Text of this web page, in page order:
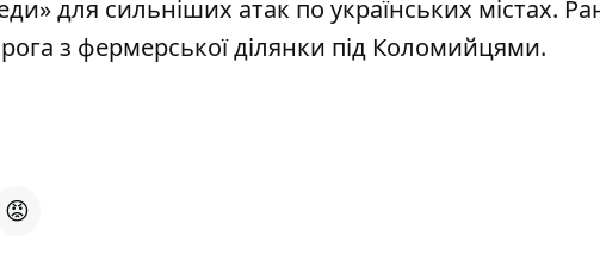
для сильніших атак по українських містах.
з фермерської ділянки під Коломийцями.
😡